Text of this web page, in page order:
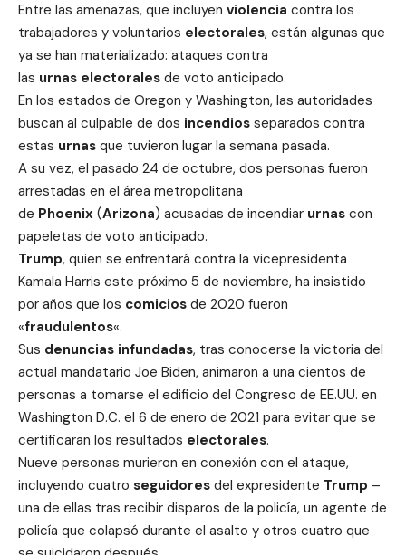
Entre las amenazas, que incluyen violencia contra los
trabajadores y voluntarios electorales, están algunas que
ya se han materializado: ataques contra
las urnas electorales de voto anticipado.
En los estados de Oregon y Washington, las autoridades
buscan al culpable de dos incendios separados contra
estas urnas que tuvieron lugar la semana pasada.
A su vez, el pasado 24 de octubre, dos personas fueron
arrestadas en el área metropolitana
de Phoenix (Arizona) acusadas de incendiar urnas con
papeletas de voto anticipado.
Trump, quien se enfrentará contra la vicepresidenta
Kamala Harris este próximo 5 de noviembre, ha insistido
por años que los comicios de 2020 fueron
«fraudulentos«.
Sus denuncias infundadas, tras conocerse la victoria del
actual mandatario Joe Biden, animaron a una cientos de
personas a tomarse el edificio del Congreso de EE.UU. en
Washington D.C. el 6 de enero de 2021 para evitar que se
certificaran los resultados electorales.
Nueve personas murieron en conexión con el ataque,
incluyendo cuatro seguidores del expresidente Trump –
una de ellas tras recibir disparos de la policía, un agente de
policía que colapsó durante el asalto y otros cuatro que